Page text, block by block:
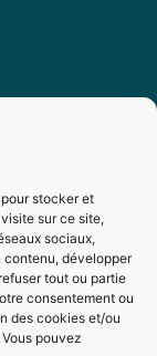
stocker et
sur ce site,
sociaux,
contenu, développer
tout ou partie
consentement ou
des cookies et/ou
pouvez